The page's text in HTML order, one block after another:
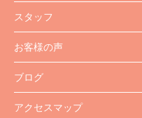
スタッフ
お客様の声
ブログ
アクセスマップ